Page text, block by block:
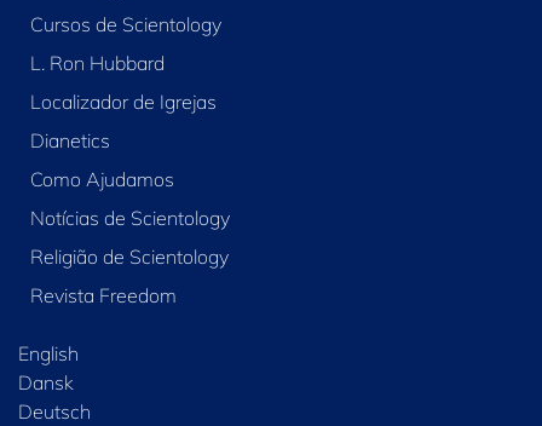
Cursos de Scientology
L. Ron Hubbard
Localizador de Igrejas
Dianetics
Como Ajudamos
Notícias de Scientology
Religião de Scientology
Revista Freedom
English
Dansk
Deutsch